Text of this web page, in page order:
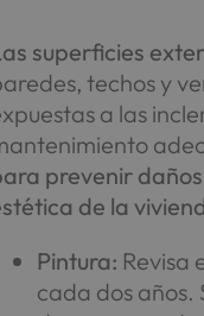
superficies
techos y
a las
prevenir
de la
Pintura: Revisa
cada dos años.